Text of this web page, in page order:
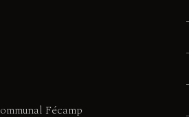
Fécamp